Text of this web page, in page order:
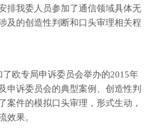
排我委人员参加了通信领域具体无
及的创造性判断和口头审理相关程
欧专局申诉委员会举办的2015年
申诉委员会的典型案例、创造性判
案件的模拟口头审理，形式生动，
效果。